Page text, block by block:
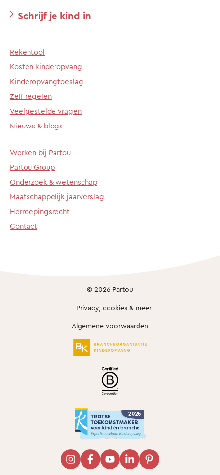
Schrijf je kind in
Rekentool
Kosten kinderopvang
Kinderopvangtoeslag
Zelf regelen
Veelgestelde vragen
Nieuws & blogs
Werken bij Partou
Partou Group
Onderzoek & wetenschap
Maatschappelijk jaarverslag
Herroepingsrecht
Contact
© 2026 Partou
Privacy, cookies & meer
Algemene voorwaarden